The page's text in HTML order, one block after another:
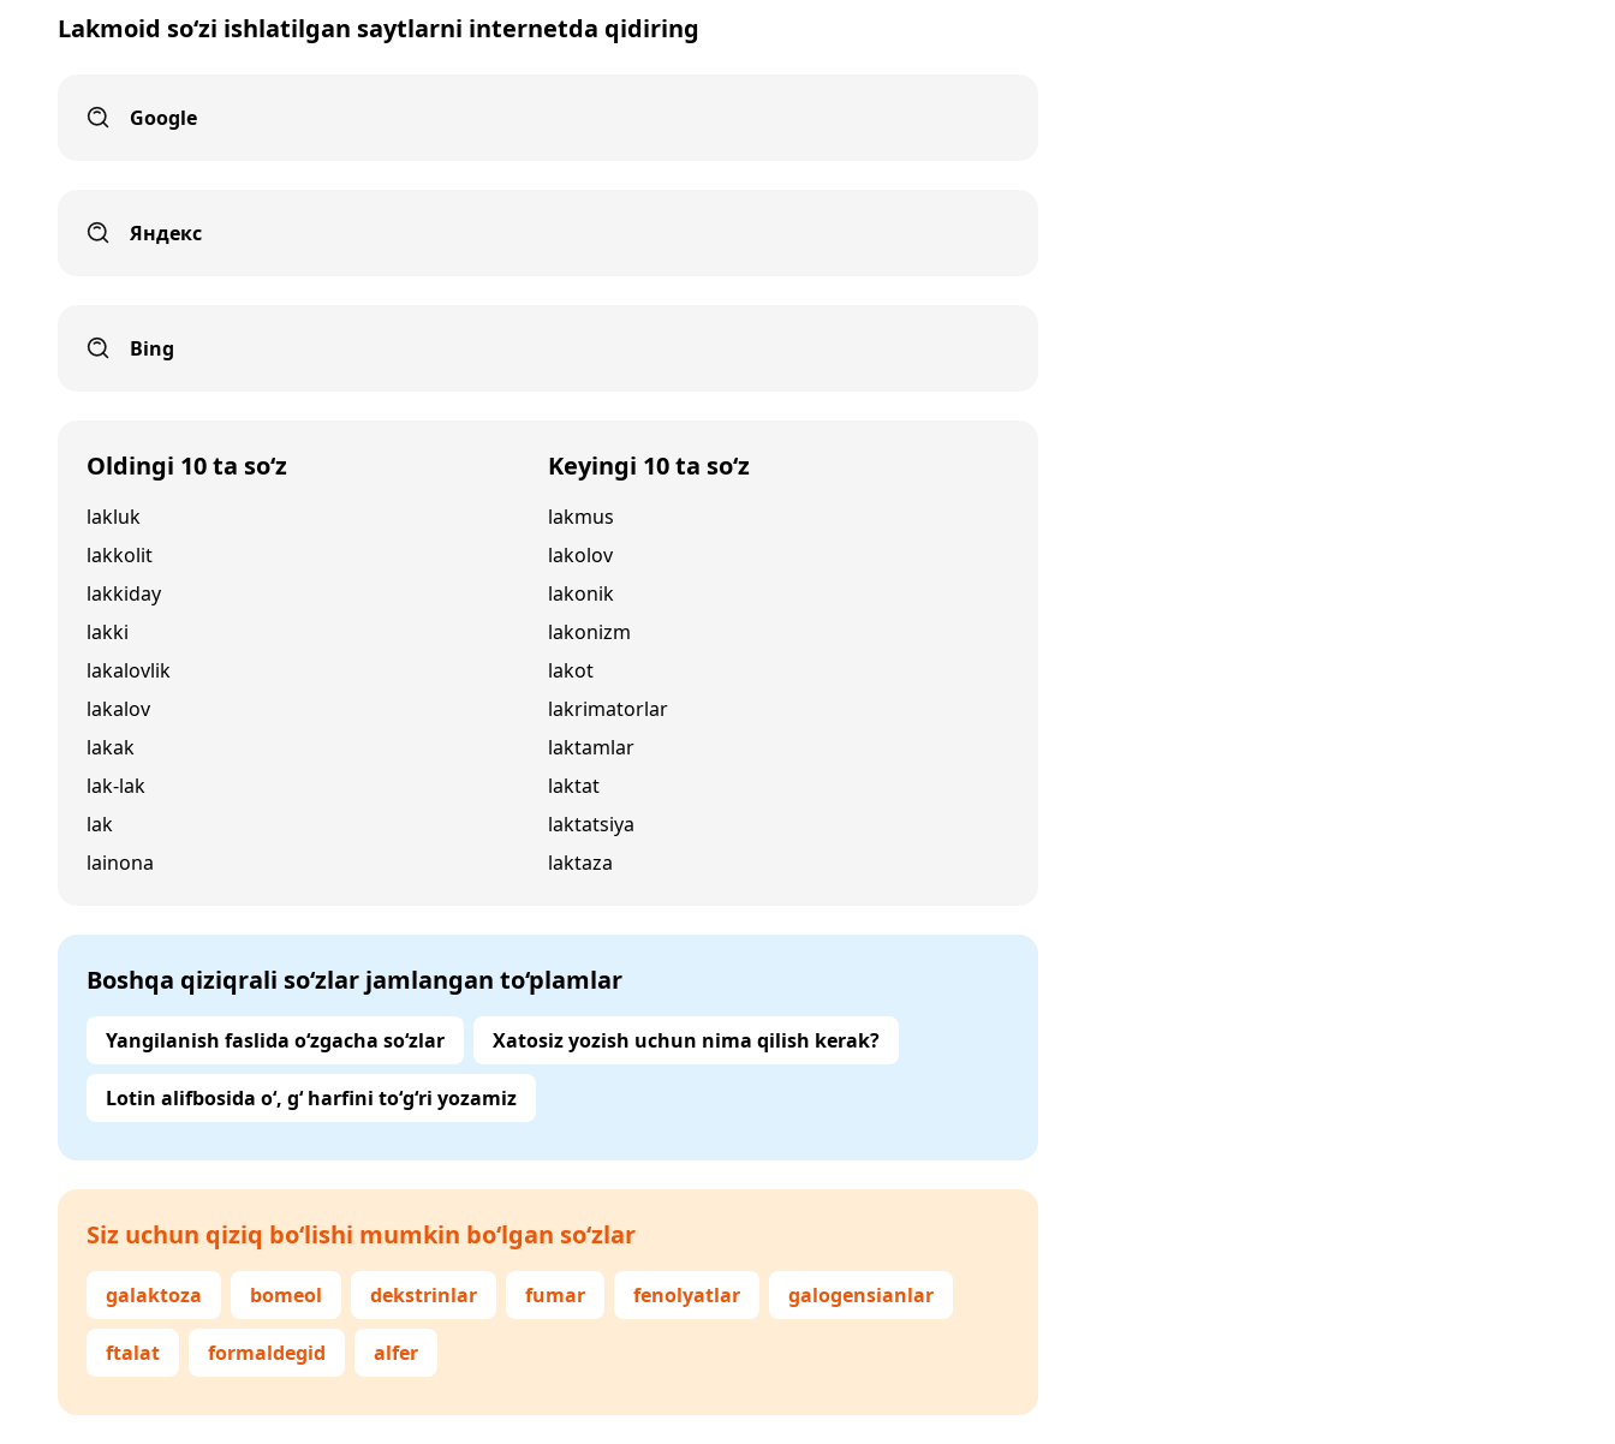
Lakmoid so‘zi ishlatilgan saytlarni internetda qidiring
Google
Яндекс
Bing
Oldingi 10 ta so‘z
lakluk
lakkolit
lakkiday
lakki
lakalovlik
lakalov
lakak
lak-lak
lak
lainona
Keyingi 10 ta so‘z
lakmus
lakolov
lakonik
lakonizm
lakot
lakrimatorlar
laktamlar
laktat
laktatsiya
laktaza
Boshqa qiziqrali so‘zlar jamlangan to‘plamlar
Yangilanish faslida o‘zgacha so‘zlar Xatosiz yozish uchun nima qilish kerak?
Lotin alifbosida o‘, g‘ harfini to‘g‘ri yozamiz
Siz uchun qiziq bo‘lishi mumkin bo‘lgan so‘zlar
galaktoza bomeol dekstrinlar fumar fenolyatlar galogensianlar
ftalat formaldegid alfer